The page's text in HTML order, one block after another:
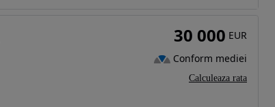
30 000 EUR
Conform mediei
Calculeaza rata